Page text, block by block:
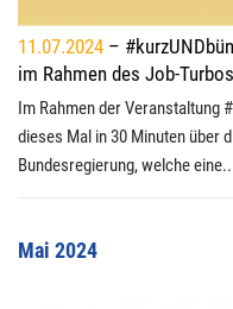
11.07.2024 –
im Rahmen des Job-Turbos
Im Rahmen der Veranstaltung
dieses Mal in 30 Minuten über
Bundesregierung, welche
Mai 2024